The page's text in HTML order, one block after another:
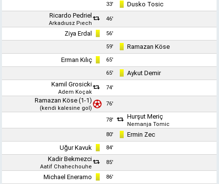
33'
Dusko Tosic
Ricardo Pedriel
Arkadıusz Pıech
46'
Ziya Erdal 56'
59'
Ramazan Köse
Erman Kılıç
65'
65'
Aykut Demir
Kamil Grosicki
Adem Koçak
74'
Ramazan Köse (1-1)
(kendi kalesine gol)
76'
78' Hurşut Meriç
Nemanja Tomic
80'
Ermin Zec
Uğur Kavuk
84'
Kadir Bekmezci
Aatif Chahechouhe
85'
Michael Eneramo 86'